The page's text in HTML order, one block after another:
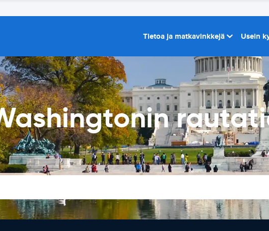
Tietoa ja matkavinkkejä Usein